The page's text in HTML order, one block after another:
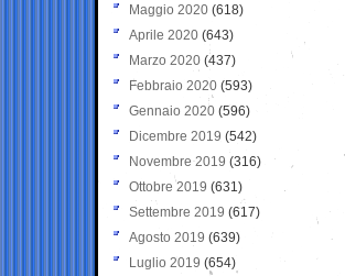
Maggio 2020 (618)
Aprile 2020 (643)
Marzo 2020 (437)
Febbraio 2020 (593)
Gennaio 2020 (596)
Dicembre 2019 (542)
Novembre 2019 (316)
Ottobre 2019 (631)
Settembre 2019 (617)
Agosto 2019 (639)
Luglio 2019 (654)